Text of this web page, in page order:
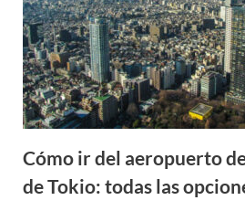
Cómo ir del aeropuerto
de Tokio: todas las